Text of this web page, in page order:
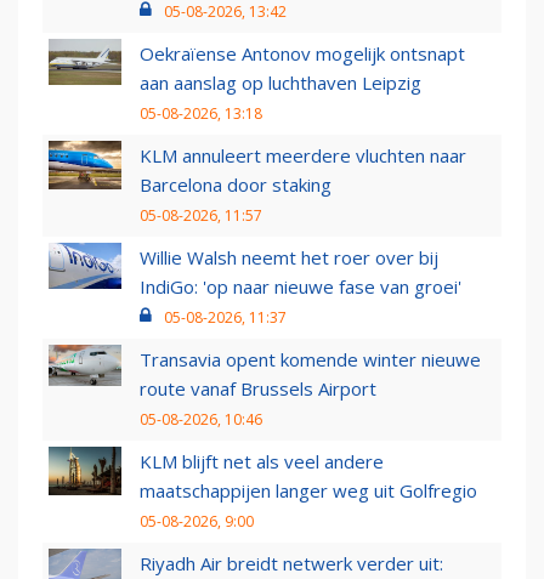
05-08-2026, 13:42
Oekraïense Antonov mogelijk ontsnapt
aan aanslag op luchthaven Leipzig
05-08-2026, 13:18
KLM annuleert meerdere vluchten naar
Barcelona door staking
05-08-2026, 11:57
Willie Walsh neemt het roer over bij
IndiGo: 'op naar nieuwe fase van groei'
05-08-2026, 11:37
Transavia opent komende winter nieuwe
route vanaf Brussels Airport
05-08-2026, 10:46
KLM blijft net als veel andere
maatschappijen langer weg uit Golfregio
05-08-2026, 9:00
Riyadh Air breidt netwerk verder uit: